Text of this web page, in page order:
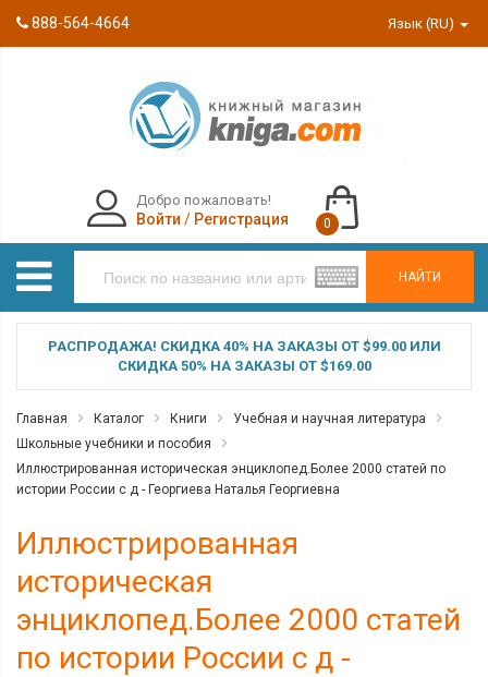
888-564-4664 Язык (RU)
НАЙТИ
Добро пожаловать!
Войти / Регистрация 0
РАСПРОДАЖА! СКИДКА 40% НА ЗАКАЗЫ ОТ $99.00 ИЛИ
СКИДКА 50% НА ЗАКАЗЫ ОТ $169.00
Главная Каталог Книги
Учебная и научная литература
Школьные учебники и пособия
Иллюстрированная историческая энциклопед.Более 2000 статей по
истории России с д - Георгиева Наталья Георгиевна
Иллюстрированная
историческая
энциклопед.Более 2000 статей
по истории России с д -